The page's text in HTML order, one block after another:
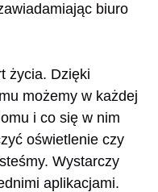
biuro
życia. Dzięki
możemy w każdej
i co się w nim
oświetlenie czy
Wystarczy
aplikacjami.